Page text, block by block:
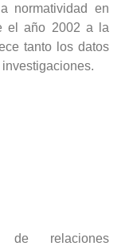
normatividad en
el año 2002 a la
tanto los datos
relaciones